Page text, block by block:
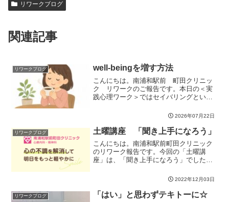
リワークブログ
関連記事
リワークブログ well-beingを増す方法
こんにちは。南浦和駅前 町田クリニッ
ク リワークのご報告です。本日の＜実
践心理ワーク＞ではセイバリングという
わい、well-beingを高める方法を学びまし
た。セイバリングの方法として、幸せを
拡大させて感...
2026年07月22日
リワークブログ 土曜講座 「聞き上手になろう」
こんにちは。南浦和駅前町田クリニック
のリワーク報告です。今回の「土曜講
座」は、「聞き上手になろう」でした。
情、意志を相手と交換することで、・自
分の意思を相手に伝えること・相手の意
思を受け取り理解することが大...
2022年12月03日
リワークブログ 「はい」と思わずテキトーに☆